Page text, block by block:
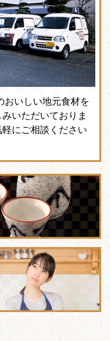
おいしい地元食材を
いただいておりま
にご相談ください